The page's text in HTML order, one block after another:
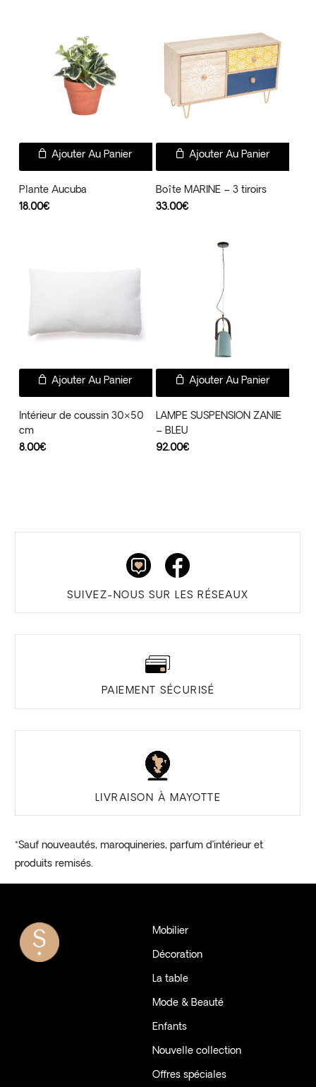
Ajouter Au Panier
Plante Aucuba
18.00€
Ajouter Au Panier
Boîte MARINE – 3 tiroirs
33.00€
Ajouter Au Panier
Intérieur de coussin 30×50
cm
8.00€
Ajouter Au Panier
LAMPE SUSPENSION ZANIE
– BLEU
92.00€
SUIVEZ-NOUS SUR LES RÉSEAUX
PAIEMENT SÉCURISÉ
LIVRAISON À MAYOTTE
*Sauf nouveautés, maroquineries, parfum d’intérieur et
produits remisés.
Mobilier
Décoration
La table
Mode & Beauté
Enfants
Nouvelle collection
Offres spéciales